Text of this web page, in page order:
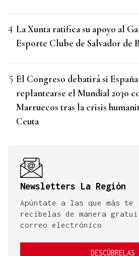
La Xunta ratifica su apoyo al
Esporte Clube de Salvador de
El Congreso debatirá si
replantearse el Mundial 2030
Marruecos tras la crisis
Ceuta
Newsletters La Región
Apúntate a las que más te
recíbelas de manera
correo electrónico
DESCÚBRELAS